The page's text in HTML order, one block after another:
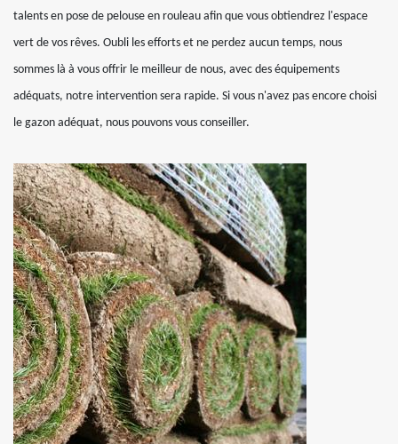
talents en pose de pelouse en rouleau afin que vous obtiendrez l'espace
vert de vos rêves. Oubli les efforts et ne perdez aucun temps, nous
sommes là à vous offrir le meilleur de nous, avec des équipements
adéquats, notre intervention sera rapide. Si vous n'avez pas encore choisi
le gazon adéquat, nous pouvons vous conseiller.